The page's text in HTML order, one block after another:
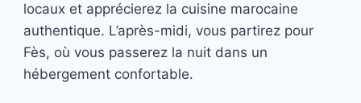
locaux et apprécierez la cuisine marocaine
authentique. L’après-midi, vous partirez pour
Fès, où vous passerez la nuit dans un
hébergement confortable.